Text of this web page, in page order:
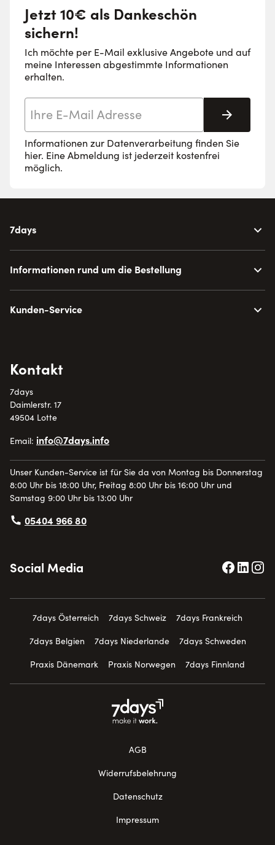
Jetzt 10€ als Dankeschön
sichern!
Ich möchte per E-Mail exklusive Angebote und auf
meine Interessen abgestimmte Informationen
erhalten.
Informationen zur Datenverarbeitung finden Sie
hier. Eine Abmeldung ist jederzeit kostenfrei
möglich.
7days
Informationen rund um die Bestellung
Kunden-Service
Kontakt
7days
Daimlerstr. 17
49504 Lotte
Email: info@7days.info
Unser Kunden-Service ist für Sie da von Montag bis Donnerstag
8:00 Uhr bis 18:00 Uhr, Freitag 8:00 Uhr bis 16:00 Uhr und
Samstag 9:00 Uhr bis 13:00 Uhr
05404 966 80
Social Media
7days Österreich 7days Schweiz
7days Frankreich
7days Belgien
7days Niederlande
7days Schweden
Praxis Dänemark
Praxis Norwegen 7days Finnland
AGB
Widerrufsbelehrung
Datenschutz
Impressum